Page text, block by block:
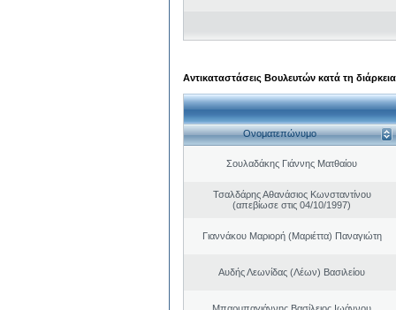
Αντικαταστάσεις Βουλευτών κατά τη
Ονοματεπώνυμο
Σουλαδάκης Γιάννης Ματθαίου
Τσαλδάρης Αθανάσιος Κωνσταντίνου
(απεβίωσε στις 04/10/1997)
Γιαννάκου Μαριορή (Μαριέττα) Παναγιώτη
Αυδής Λεωνίδας (Λέων) Βασιλείου